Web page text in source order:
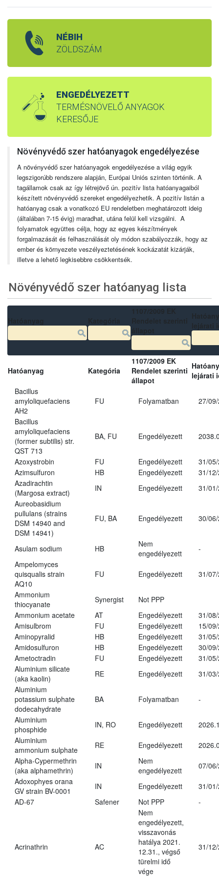
NÉBIH
ZÖLDSZÁM
ENGEDÉLYEZETT
TERMÉSNÖVELŐ ANYAGOK
KERESŐJE
Növényvédő szer hatóanyagok engedélyezése
A növényvédő szer hatóanyagok engedélyezése a világ egyik
legszigorúbb rendszere alapján, Európai Uniós szinten történik. A
tagállamok csak az így létrejövő ún. pozitív lista hatóanyagaiból
készített növényvédő szereket engedélyezhetik. A pozitív listán a
hatóanyag csak a vonatkozó EU rendeletben meghatározott ideig
(általában 7-15 évig) maradhat, utána felül kell vizsgálni. A
folyamatok együttes célja, hogy az egyes készítmények
forgalmazását és felhasználását oly módon szabályozzák, hogy az
ember és környezete veszélyeztetésének kockázatát kizárják,
illetve a lehető legkisebbre csökkentsék.
Növényvédő szer hatóanyag lista
Hatóanyag Kategória
1107/2009 EK
Rendelet szerinti
állapot
lejárati
Bacillus
amyloliquefaciens
AH2
FU Folyamatban 27/
Bacillus
amyloliquefaciens
(former subtilis) str.
QST 713
BA, FU Engedélyezett
Azoxystrobin FU Engedélyezett
31/
Azimsulfuron
HB Engedélyezett
31/
Azadirachtin
(Margosa extract)
IN Engedélyezett
31/
Aureobasidium
pullulans (strains
DSM 14940 and
DSM 14941)
FU, BA Engedélyezett 30/
Asulam sodium HB
Nem
engedélyezett
-
Ampelomyces
quisqualis strain
AQ10
FU Engedélyezett 31/
Ammonium
thiocyanate
Synergist
Not PPP
Ammonium acetate
AT Engedélyezett
31/
Amisulbrom
FU Engedélyezett
15/
Aminopyralid
HB Engedélyezett
31/
Amidosulfuron
HB Engedélyezett
30/
Ametoctradin
FU Engedélyezett
31/
Aluminium silicate
(aka kaolin)
RE Engedélyezett
31/
Aluminium
potassium sulphate
dodecahydrate
BA Folyamatban -
Aluminium
phosphide
IN, RO Engedélyezett
Aluminium
ammonium sulphate
RE Engedélyezett
Alpha-Cypermethrin
(aka alphamethrin)
IN
Nem
engedélyezett
07/
Adoxophyes orana
GV strain BV-0001
IN Engedélyezett
31/
AD-67
Safener Not PPP -
Acrinathrin AC
Nem
engedélyezett,
visszavonás
hatálya 2021.
12.31., végső
türelmi idő
vége
31/